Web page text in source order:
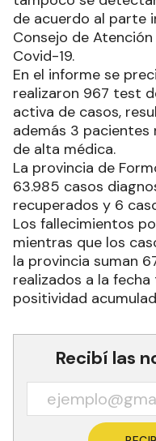
de acuerdo al parte
Consejo de
Covid-19.
En el informe se
realizaron 967 test
activa de casos,
además 3
de alta médica.
La provincia de
63.985 casos
recuperados y 6
Los fallecimientos
mientras que los
la provincia suman
realizados a la fecha
positividad
Recibí las